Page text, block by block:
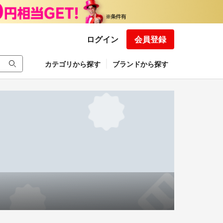
ログイン 会員登録
カテゴリから探す ブランドから探す